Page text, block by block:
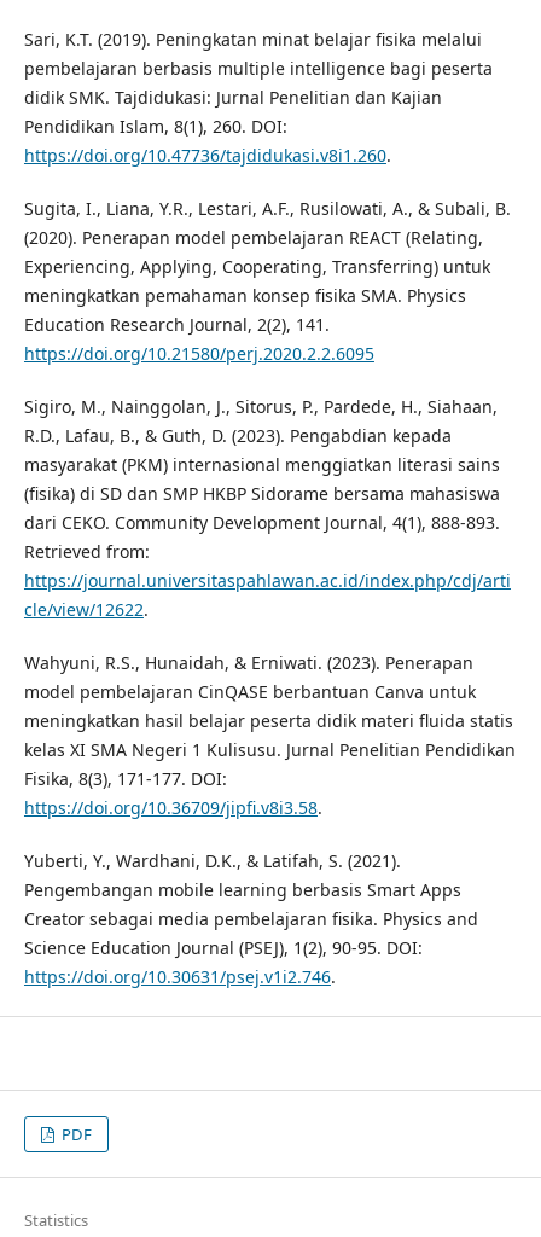
Sari, K.T. (2019). Peningkatan minat belajar fisika melalui
pembelajaran berbasis multiple intelligence bagi peserta
didik SMK. Tajdidukasi: Jurnal Penelitian dan Kajian
Pendidikan Islam, 8(1), 260. DOI:
https://doi.org/10.47736/tajdidukasi.v8i1.260.
Sugita, I., Liana, Y.R., Lestari, A.F., Rusilowati, A., & Subali, B.
(2020). Penerapan model pembelajaran REACT (Relating,
Experiencing, Applying, Cooperating, Transferring) untuk
meningkatkan pemahaman konsep fisika SMA. Physics
Education Research Journal, 2(2), 141.
https://doi.org/10.21580/perj.2020.2.2.6095
Sigiro, M., Nainggolan, J., Sitorus, P., Pardede, H., Siahaan,
R.D., Lafau, B., & Guth, D. (2023). Pengabdian kepada
masyarakat (PKM) internasional menggiatkan literasi sains
(fisika) di SD dan SMP HKBP Sidorame bersama mahasiswa
dari CEKO. Community Development Journal, 4(1), 888-893.
Retrieved from:
https://journal.universitaspahlawan.ac.id/index.php/cdj/arti
cle/view/12622.
Wahyuni, R.S., Hunaidah, & Erniwati. (2023). Penerapan
model pembelajaran CinQASE berbantuan Canva untuk
meningkatkan hasil belajar peserta didik materi fluida statis
kelas XI SMA Negeri 1 Kulisusu. Jurnal Penelitian Pendidikan
Fisika, 8(3), 171-177. DOI:
https://doi.org/10.36709/jipfi.v8i3.58.
Yuberti, Y., Wardhani, D.K., & Latifah, S. (2021).
Pengembangan mobile learning berbasis Smart Apps
Creator sebagai media pembelajaran fisika. Physics and
Science Education Journal (PSEJ), 1(2), 90-95. DOI:
https://doi.org/10.30631/psej.v1i2.746.
PDF
Statistics